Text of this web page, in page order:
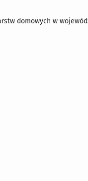
domowych w